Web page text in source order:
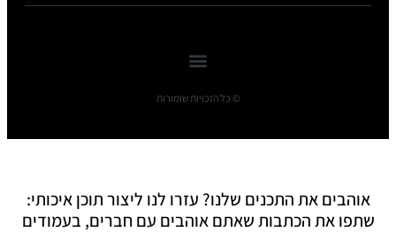
© כל הזכויות שומורות
אוהבים את התכנים שלנו? עזרו לנו ליצור תוכן איכותי:
שתפו את הכתבות שאתם אוהבים עם חברים, בעמודים